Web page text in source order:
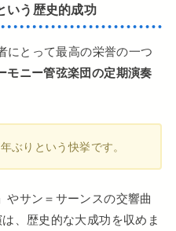
いう歴史的成功
とって最高の栄誉の一つ
モニー管弦楽団の定期演奏
ぶりという快挙です。
やサン＝サーンスの交響曲
、歴史的な大成功を収めま